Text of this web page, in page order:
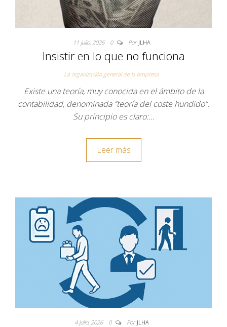
11 julio, 2026 0 Por JLHA
Insistir en lo que no funciona
La organización general de la empresa
Existe una teoría, muy conocida en el ámbito de la
contabilidad, denominada “teoría del coste hundido”.
Su principio es claro:…
Leer más
4 julio, 2026 0 Por JLHA